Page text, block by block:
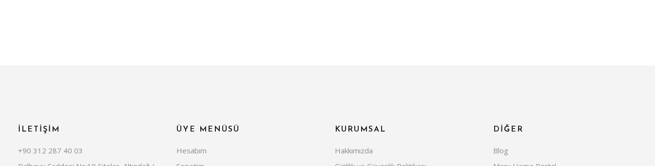
İLETİŞİM
+90 312 287 40 03
ÜYE MENÜSÜ
Hesabım
KURUMSAL
Hakkımızda
DİĞER
Blog